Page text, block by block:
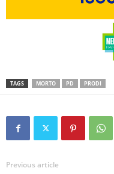
TAGS MORTO PD PRODI
Previous article